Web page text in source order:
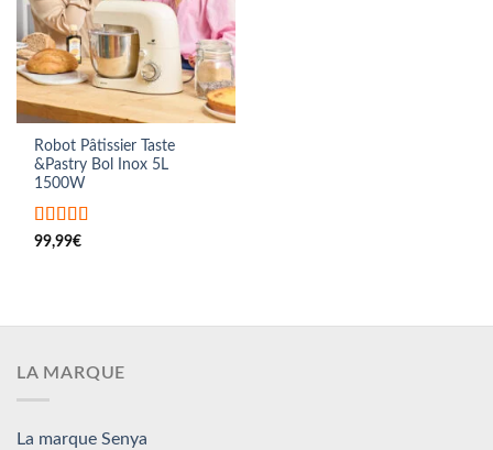
Robot Pâtissier Taste
&Pastry Bol Inox 5L
1500W
Note5
99,99€
LA MARQUE
La marque Senya